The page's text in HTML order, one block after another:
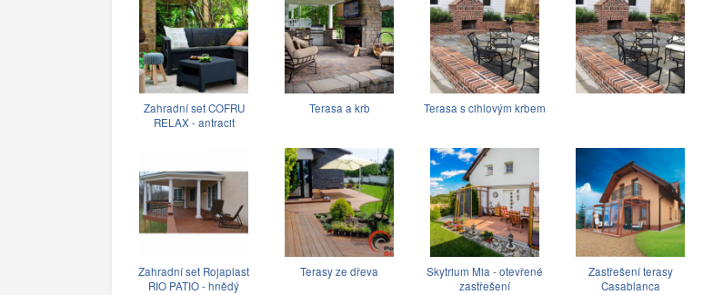
Zahradní set COFRU
RELAX - antracit
Terasa a krb Terasa s cihlovým krbem
Zahradní set Rojaplast
RIO PATIO - hnědý
Terasy ze dřeva
Skytrium Mia - otevřené
zastřešení
Zastřešení terasy
Casablanca